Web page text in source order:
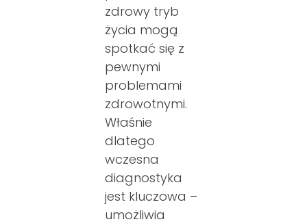
zdrowy tryb
życia mogą
spotkać się z
pewnymi
problemami
zdrowotnymi.
Właśnie
dlatego
wczesna
diagnostyka
jest kluczowa –
umożliwia